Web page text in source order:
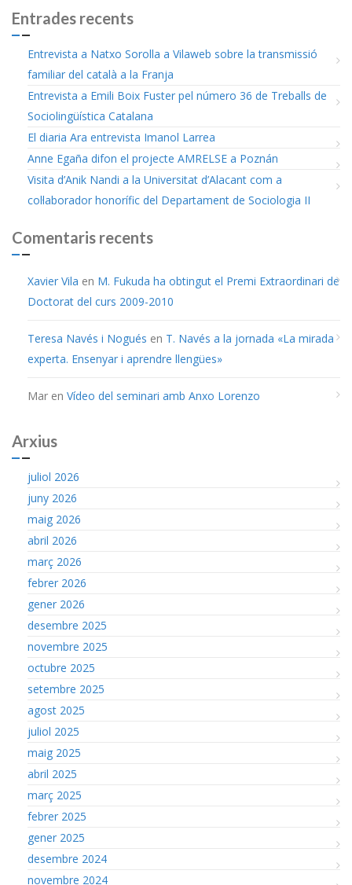
Entrades recents
Entrevista a Natxo Sorolla a Vilaweb sobre la transmissió
familiar del català a la Franja
Entrevista a Emili Boix Fuster pel número 36 de Treballs de
Sociolingüística Catalana
El diaria Ara entrevista Imanol Larrea
Anne Egaña difon el projecte AMRELSE a Poznán
Visita d’Anik Nandi a la Universitat d’Alacant com a
col·laborador honorífic del Departament de Sociologia II
Comentaris recents
Xavier Vila en M. Fukuda ha obtingut el Premi Extraordinari de
Doctorat del curs 2009-2010
Teresa Navés i Nogués en T. Navés a la jornada «La mirada
experta. Ensenyar i aprendre llengües»
Mar en Vídeo del seminari amb Anxo Lorenzo
Arxius
juliol 2026
juny 2026
maig 2026
abril 2026
març 2026
febrer 2026
gener 2026
desembre 2025
novembre 2025
octubre 2025
setembre 2025
agost 2025
juliol 2025
maig 2025
abril 2025
març 2025
febrer 2025
gener 2025
desembre 2024
novembre 2024